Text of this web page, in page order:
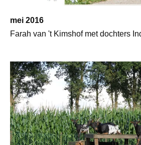
mei 2016
Farah van 't Kimshof met dochters